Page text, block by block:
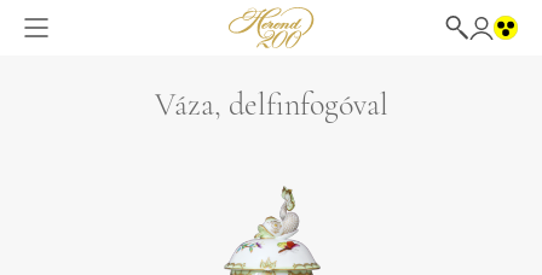
Váza, delfinfogóval